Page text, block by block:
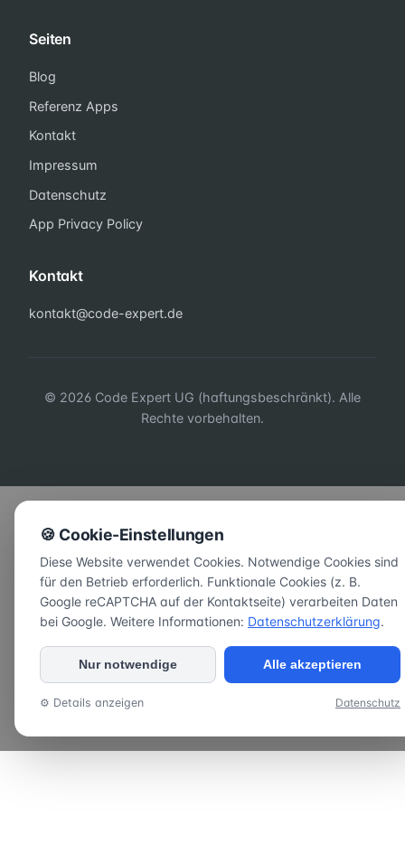
Seiten
Blog
Referenz Apps
Kontakt
Impressum
Datenschutz
App Privacy Policy
Kontakt
kontakt@code-expert.de
© 2026 Code Expert UG (haftungsbeschränkt). Alle
Rechte vorbehalten.
🍪 Cookie-Einstellungen
Diese Website verwendet Cookies. Notwendige Cookies sind
für den Betrieb erforderlich. Funktionale Cookies (z. B.
Google reCAPTCHA auf der Kontaktseite) verarbeiten Daten
bei Google. Weitere Informationen: Datenschutzerklärung.
Nur notwendige Alle akzeptieren
⚙ Details anzeigen Datenschutz